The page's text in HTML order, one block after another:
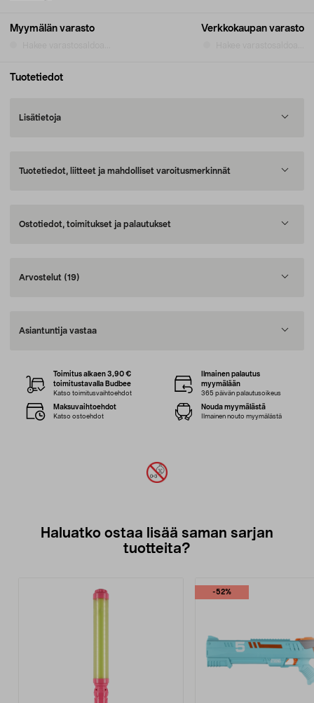
Myymälän varasto Verkkokaupan varasto
Tuotetiedot
Lisätietoja
Tuotetiedot, liitteet ja mahdolliset varoitusmerkinnät
Ostotiedot, toimitukset ja palautukset
Arvostelut (19)
Asiantuntija vastaa
Toimitus alkaen 3,90 €
toimitustavalla Budbee
Katso toimitusvaihtoehdot
Ilmainen palautus
myymälään
365 päivän palautusoikeus
Maksuvaihtoehdot
Katso ostoehdot
Nouda myymälästä
Ilmainen nouto myymälästä
Haluatko ostaa lisää saman sarjan
tuotteita?
-52%